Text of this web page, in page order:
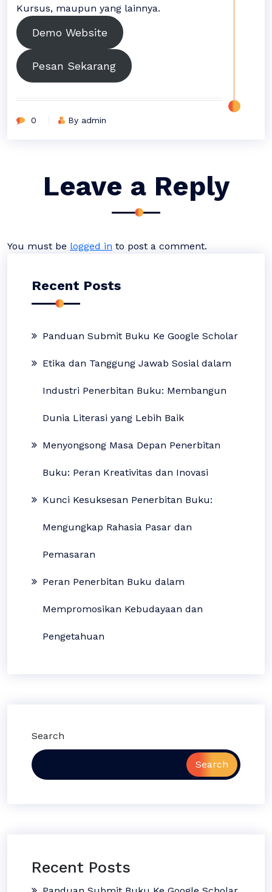
Kursus, maupun yang lainnya.
Demo Website
Pesan Sekarang
0 By admin
Leave a Reply
You must be logged in to post a comment.
Recent Posts
Panduan Submit Buku Ke Google Scholar
Etika dan Tanggung Jawab Sosial dalam
Industri Penerbitan Buku: Membangun
Dunia Literasi yang Lebih Baik
Menyongsong Masa Depan Penerbitan
Buku: Peran Kreativitas dan Inovasi
Kunci Kesuksesan Penerbitan Buku:
Mengungkap Rahasia Pasar dan
Pemasaran
Peran Penerbitan Buku dalam
Mempromosikan Kebudayaan dan
Pengetahuan
Search
Search
Recent Posts